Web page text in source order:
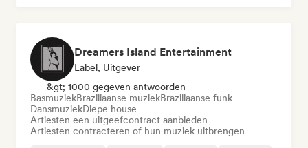
Dreamers Island Entertainment
Label, Uitgever
&gt; 1000 gegeven antwoorden
BasmuziekBraziliaanse muziekBraziliaanse funk
DansmuziekDiepe house
Artiesten een uitgeefcontract aanbieden
Artiesten contracteren of hun muziek uitbrengen